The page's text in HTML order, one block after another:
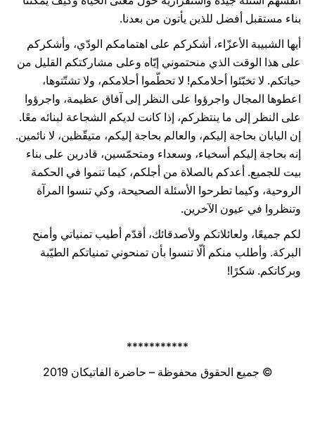
بناء مستقبل أفضل للذين يأتون من بعدنا.
أيها الشبيبة الأعزّاء، أشكركم على اهتمامكم الودّي، وأشكركم
على هذا الوقت الذي منحتموني إيّاه وعلى مشاركتكم القليل من
حياتكم. لا تخبّئوا أحلامكم! لا تحطّموا أحلامكم، ولا تشتّتوها،
اعطوها المجال واجرؤوا على النظر إلى آفاق عظيمة، واجرؤوا
على النظر إلى ما ينتظركم، إذا كانت لديكم الشجاعة لبنائه معًا.
إن اليابان بحاجة إليكم، والعالم بحاجة إليكم، متيقّظين، لا نائمين.
إنه بحاجة إليكم أسخياء، وسعداء ومتحمّسين، قادرين على بناء
بيت للجميع. أعدكم بالصلاة من أجلكم، كيما تنموا في الحكمة
الروحية، وكيما تطرحوا الأسئلة الصحيحة، وكي تنسوا المرآة
وتنظروا في عيون الآخرين.
لكم جميعًا، ولعائلاتكم ولأصدقائك، أقدّم أطيب تمنياتي وأمنح
البركة. وأطلب منكم ألّا تنسوا بأن تمنحوني تمنياتكم الطيّبة
وبركاتكم. شكرًا!
***********
© جميع الحقوق محفوظة – حاضرة الفاتيكان 2019